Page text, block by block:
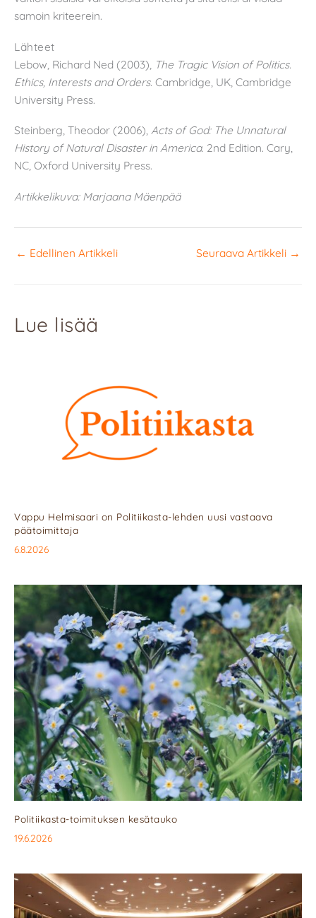
samoin kriteerein.
Lähteet
Lebow, Richard Ned (2003), The Tragic Vision of Politics.
Ethics, Interests and Orders. Cambridge, UK, Cambridge
University Press.
Steinberg, Theodor (2006), Acts of God: The Unnatural
History of Natural Disaster in America. 2nd Edition. Cary,
NC, Oxford University Press.
Artikkelikuva: Marjaana Mäenpää
← Edellinen Artikkeli Seuraava Artikkeli →
Lue lisää
Vappu Helmisaari on Politiikasta-lehden uusi vastaava
päätoimittaja
6.8.2026
Politiikasta-toimituksen kesätauko
19.6.2026